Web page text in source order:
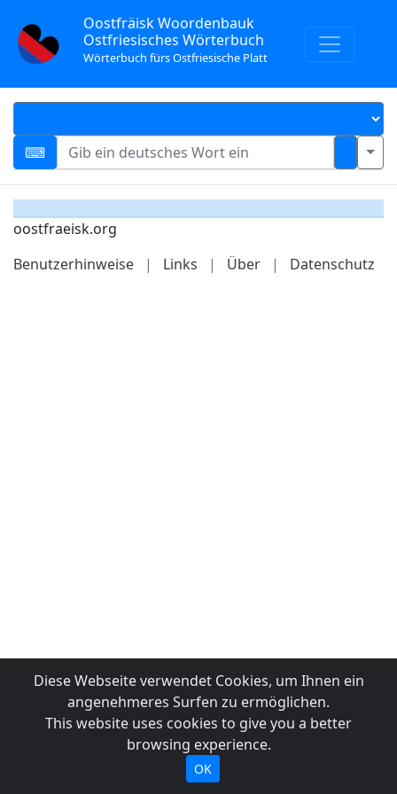
Oostfräisk Woordenbauk
Ostfriesisches Wörterbuch
Wörterbuch fürs Ostfriesische Platt
oostfraeisk.org
Benutzerhinweise
| Links | Über | Datenschutz
Diese Webseite verwendet Cookies, um Ihnen ein
angenehmeres Surfen zu ermöglichen.
This website uses cookies to give you a better
browsing experience.
OK